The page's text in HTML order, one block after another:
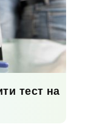
тест на